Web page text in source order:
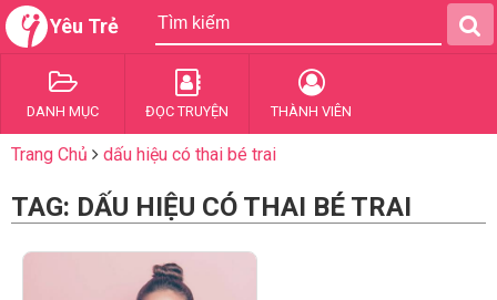
Yêu Trẻ
DANH MỤC ĐỌC TRUYỆN THÀNH VIÊN
Trang Chủ dấu hiệu có thai bé trai
TAG: DẤU HIỆU CÓ THAI BÉ TRAI